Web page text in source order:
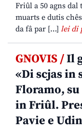
Friûl a 50 agns
muarts e dutis
da fâ par […] lei di
GNOVIS /Il
«Di scjas in
Floramo,
in Friûl.
Pavie e